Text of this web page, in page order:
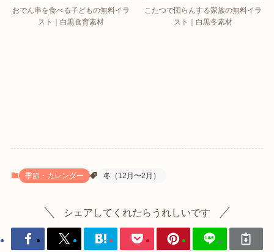
おでん串を食べる子どもの無料イラ
スト｜白黒食育素材
こたつで団らんする家族の無料イラ
スト｜白黒冬素材
季節・カレンダー 冬（12月〜2月）
シェアしてくれたらうれしいです